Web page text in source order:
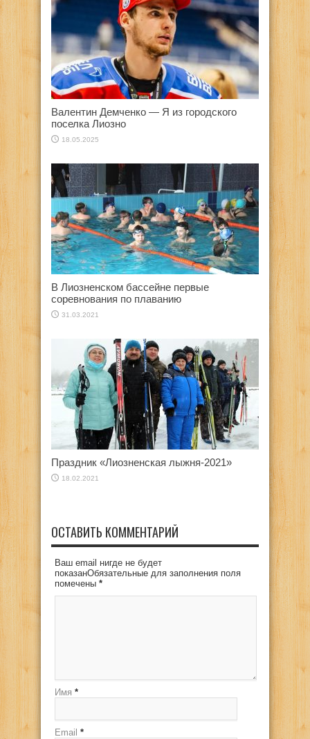
Валентин Демченко — Я из городского
поселка Лиозно
18.05.2025
В Лиозненском бассейне первые
соревнования по плаванию
31.03.2021
Праздник «Лиозненская лыжня-2021»
18.02.2021
ОСТАВИТЬ КОММЕНТАРИЙ
Ваш email нигде не будет
показанОбязательные для заполнения поля
помечены *
Имя *
Email *